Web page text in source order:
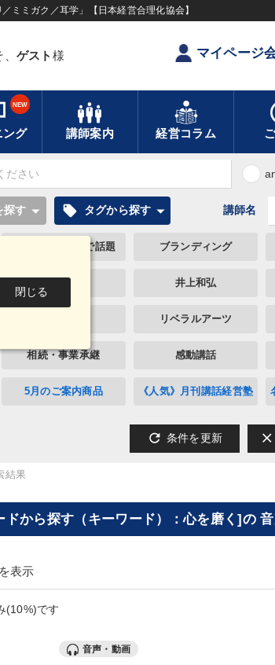
ミミガク／耳学」【日本経営合理化協会】
ゲスト 様 マイページ
ング
NEW
講師案内 経営コラム
閉じる
探す local_offer タグから探す 講師名
テレビ・ネットで話題 ブランディング
中小企業 井上和弘
リベラルアーツ
相続・事業承継 感動講話
5月のご案内商品 《人気》月刊講話経営塾
refresh 条件を更新 clear
結果
ドから探す（キーワード）：心を磨く]の
を表示
(10%)です
音声・動画